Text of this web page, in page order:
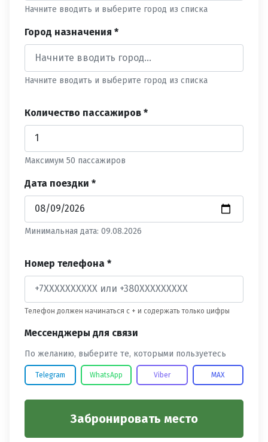
Начните вводить и выберите город из списка
Город назначения *
Начните вводить и выберите город из списка
Количество пассажиров *
Максимум 50 пассажиров
Дата поездки *
Минимальная дата: 09.08.2026
Номер телефона *
Телефон должен начинаться с + и содержать только цифры
Мессенджеры для связи
По желанию, выберите те, которыми пользуетесь
Telegram WhatsApp Viber MAX
Забронировать место